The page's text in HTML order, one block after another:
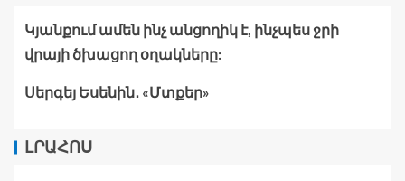
Կյանքում ամեն ինչ անցողիկ է, ինչպես ջրի
վրայի ծխացող օղակները:
Սերգեյ Եսենին․ «Մտքեր»
ԼՐԱՀՈՍ